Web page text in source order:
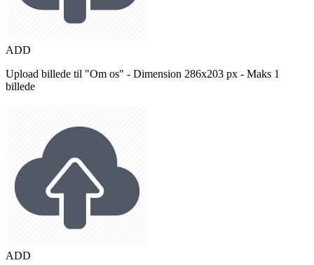
ADD
Upload billede til "Om os" - Dimension 286x203 px - Maks 1
billede
ADD